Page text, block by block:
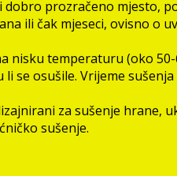
dobro prozračeno mjesto,
ili čak mjeseci, ovisno o
nisku temperaturu (oko 50-
se osušile. Vrijeme
za sušenje hrane,
sušenje.